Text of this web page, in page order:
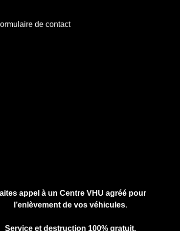
de contact
appel à un Centre VHU agréé pour
l’enlèvement de vos véhicules.
Service et destruction 100% gratuit.